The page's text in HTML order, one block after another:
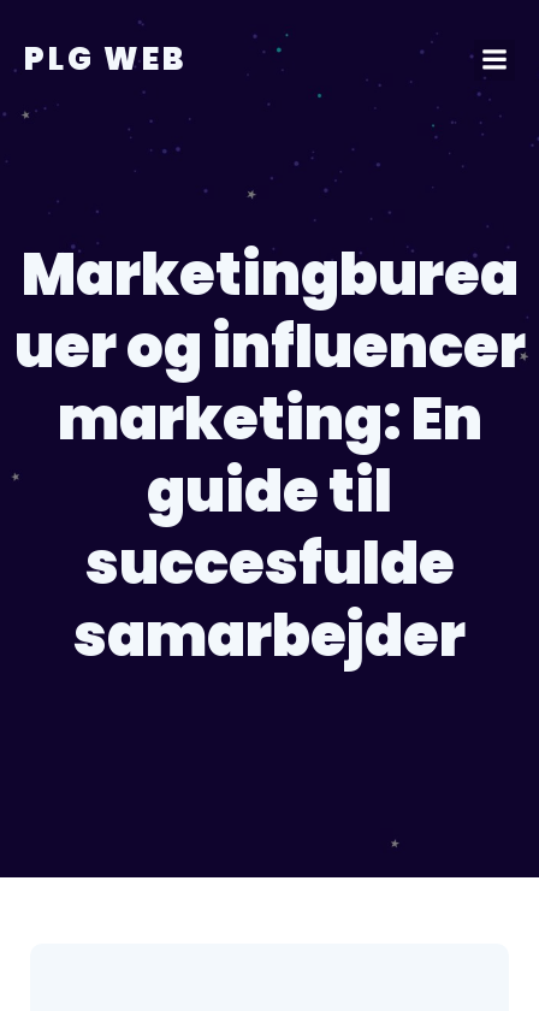
indholdPLG WEB
Marketingburea
uer og influencer
marketing: En
guide til
succesfulde
samarbejder